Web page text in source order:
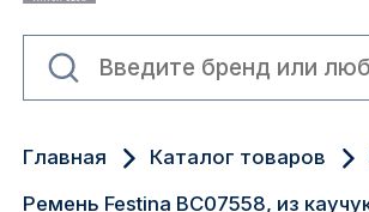
Екатеринбург
Главная Каталог товаров
Ремень Festina BC07558, из